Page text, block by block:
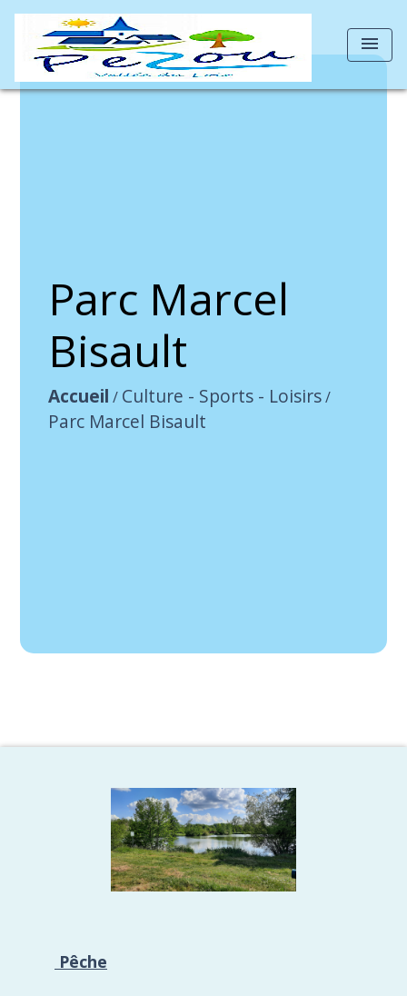
menu
Parc Marcel
Bisault
Accueil / Culture - Sports - Loisirs/
Parc Marcel Bisault
Pêche